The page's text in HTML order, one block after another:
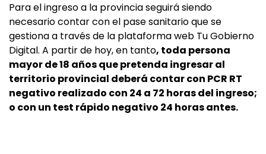
Para el ingreso a la provincia seguirá siendo
necesario contar con el pase sanitario que se
gestiona a través de la plataforma web Tu Gobierno
Digital. A partir de hoy, en tanto, toda persona
mayor de 18 años que pretenda ingresar al
territorio provincial deberá contar con PCR RT
negativo realizado con 24 a 72 horas del ingreso;
o con un test rápido negativo 24 horas antes.